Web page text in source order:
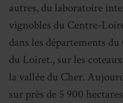
autres, du laboratoire
vignobles du Centre-
dans les départements
du Loiret., sur les
la vallée du Cher.
sur près de 5 900